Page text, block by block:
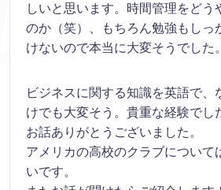
しいと思います。時間管理をどう
のか（笑）、もちろん勉強もしっ
けないので本当に大変そうでした
ビジネスに関する知識を英語で、
けでも大変そう。貴重な経験でし
お話ありがとうございました。
アメリカの高校のクラブについて
いです。